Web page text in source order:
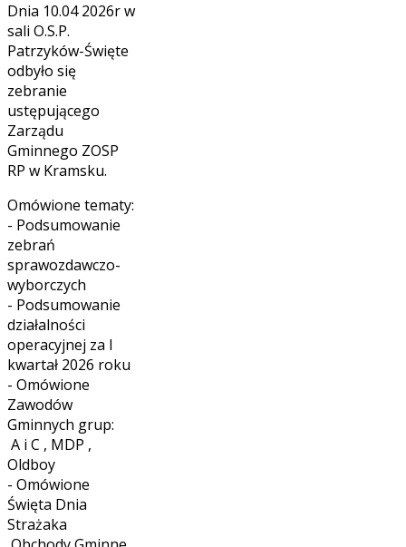
Dnia 10.04 2026r w
sali O.S.P.
Patrzyków-Święte
odbyło się
zebranie
ustępującego
Zarządu
Gminnego ZOSP
RP w Kramsku.
Omówione tematy:
- Podsumowanie
zebrań
sprawozdawczo-
wyborczych
- Podsumowanie
działalności
operacyjnej za I
kwartał 2026 roku
- Omówione
Zawodów
Gminnych grup:
A i C , MDP ,
Oldboy
- Omówione
Święta Dnia
Strażaka